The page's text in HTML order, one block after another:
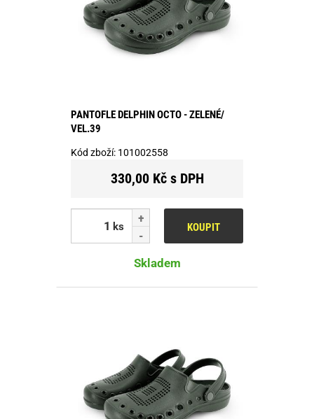
PANTOFLE DELPHIN OCTO - ZELENÉ/
VEL.39
Kód zboží: 101002558
330,00 Kč s DPH
ks KOUPIT
Skladem